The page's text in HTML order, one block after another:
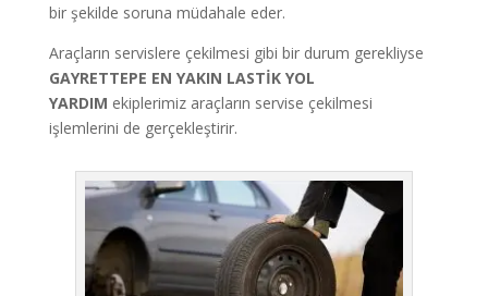
bir şekilde soruna müdahale eder.
Araçların servislere çekilmesi gibi bir durum gerekliyse
GAYRETTEPE EN YAKIN LASTİK YOL
YARDIM ekiplerimiz araçların servise çekilmesi
işlemlerini de gerçekleştirir.